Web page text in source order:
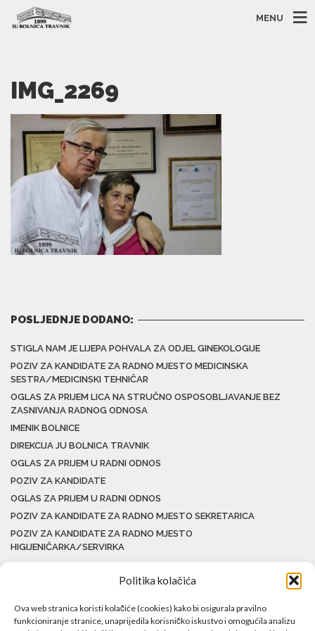
Politika kolačića
Ova web stranica koristi kolačiće (cookies) kako bi osigurala pravilno
funkcioniranje stranice, unaprijedila korisničko iskustvo i omogućila analizu
MENU
IMG_2269
POSLJEDNJE DODANO:
STIGLA NAM JE LIJEPA POHVALA ZA ODJEL GINEKOLOGIJE
POZIV ZA KANDIDATE ZA RADNO MJESTO MEDICINSKA
SESTRA/MEDICINSKI TEHNIČAR
OGLAS ZA PRIJEM LICA NA STRUČNO OSPOSOBLJAVANJE BEZ
ZASNIVANJA RADNOG ODNOSA
IMENIK BOLNICE
DIREKCIJA JU BOLNICA TRAVNIK
OGLAS ZA PRIJEM U RADNI ODNOS
POZIV ZA KANDIDATE
OGLAS ZA PRIJEM U RADNI ODNOS
POZIV ZA KANDIDATE ZA RADNO MJESTO SEKRETARICA
POZIV ZA KANDIDATE ZA RADNO MJESTO
HIGIJENIČARKA/SERVIRKA